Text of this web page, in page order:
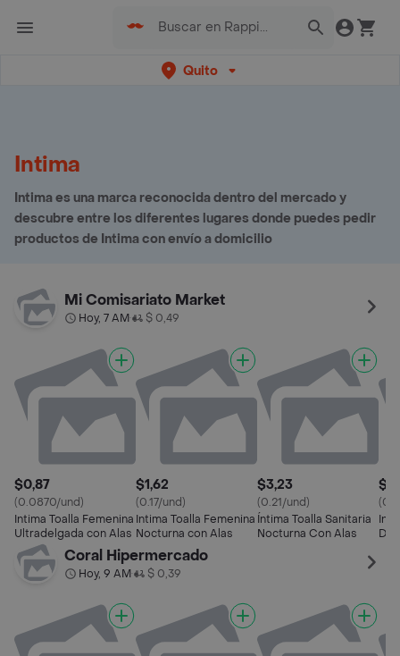
Quito
Intima
Intima es una marca reconocida dentro del mercado y
descubre entre los diferentes lugares donde puedes pedir
productos de Intima con envío a domicilio
Mi Comisariato Market
Hoy, 7 AM• $ 0,49
$0,87
(0.0870/und)
Intima Toalla Femenina
Ultradelgada con Alas
$1,62
(0.17/und)
Intima Toalla Femenina
Nocturna con Alas
$3,23
(0.21/und)
Íntima Toalla Sanitaria
Nocturna Con Alas
Coral Hipermercado
Hoy, 9 AM• $ 0,39